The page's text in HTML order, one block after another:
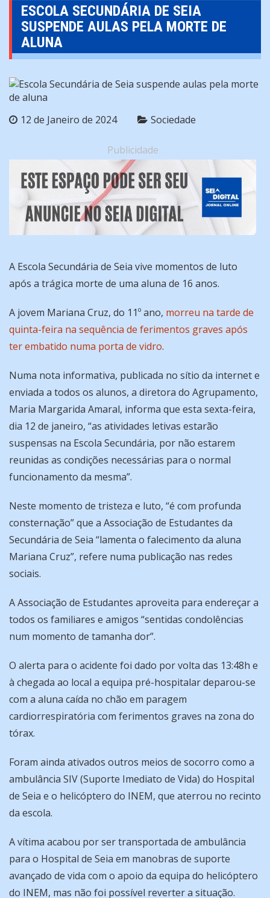
ESCOLA SECUNDÁRIA DE SEIA
SUSPENDE AULAS PELA MORTE DE
ALUNA
12 de Janeiro de 2024 Sociedade
Publicidade
A Escola Secundária de Seia vive momentos de luto
após a trágica morte de uma aluna de 16 anos.
A jovem Mariana Cruz, do 11º ano, morreu na tarde de
quinta-feira na sequência de ferimentos graves após
ter embatido numa porta de vidro.
Numa nota informativa, publicada no sítio da internet e
enviada a todos os alunos, a diretora do Agrupamento,
Maria Margarida Amaral, informa que esta sexta-feira,
dia 12 de janeiro, “as atividades letivas estarão
suspensas na Escola Secundária, por não estarem
reunidas as condições necessárias para o normal
funcionamento da mesma”.
Neste momento de tristeza e luto, “é com profunda
consternação” que a Associação de Estudantes da
Secundária de Seia “lamenta o falecimento da aluna
Mariana Cruz”, refere numa publicação nas redes
sociais.
A Associação de Estudantes aproveita para endereçar a
todos os familiares e amigos “sentidas condolências
num momento de tamanha dor”.
O alerta para o acidente foi dado por volta das 13:48h e
à chegada ao local a equipa pré-hospitalar deparou-se
com a aluna caída no chão em paragem
cardiorrespiratória com ferimentos graves na zona do
tórax.
Foram ainda ativados outros meios de socorro como a
ambulância SIV (Suporte Imediato de Vida) do Hospital
de Seia e o helicóptero do INEM, que aterrou no recinto
da escola.
A vítima acabou por ser transportada de ambulância
para o Hospital de Seia em manobras de suporte
avançado de vida com o apoio da equipa do helicóptero
do INEM, mas não foi possível reverter a situação.